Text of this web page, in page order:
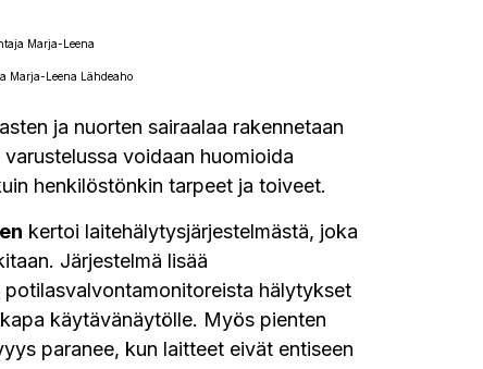
Marja-Leena Lähdeaho
ja nuorten sairaalaa rakennetaan
voidaan huomioida
henkilöstönkin tarpeet ja toiveet.
kertoi laitehälytysjärjestelmästä, joka
Järjestelmä lisää
hälytykset
käytävänäytölle. Myös pienten
paranee, kun laitteet eivät entiseen